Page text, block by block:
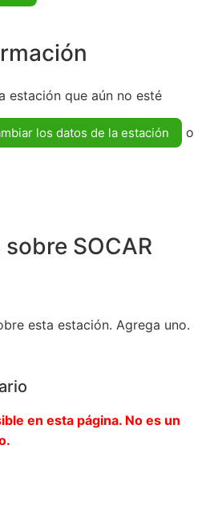
estación que aún no esté
los datos de la estación
o
SOCAR
esta estación. Agrega uno.
en esta página. No es un